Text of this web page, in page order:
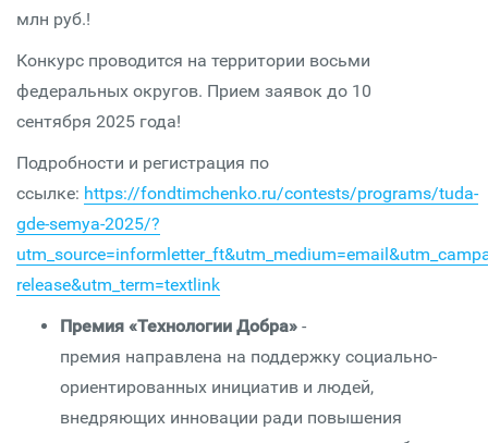
млн руб.!
Конкурс проводится на территории восьми
федеральных округов. Прием заявок до 10
сентября 2025 года!
Подробности и регистрация по
ссылке: https://fondtimchenko.ru/contests/programs/tuda-
gde-semya-2025/?
release&utm_term=textlink
Премия «Технологии Добра» -
премия направлена на поддержку социально-
ориентированных инициатив и людей,
внедряющих инновации ради повышения